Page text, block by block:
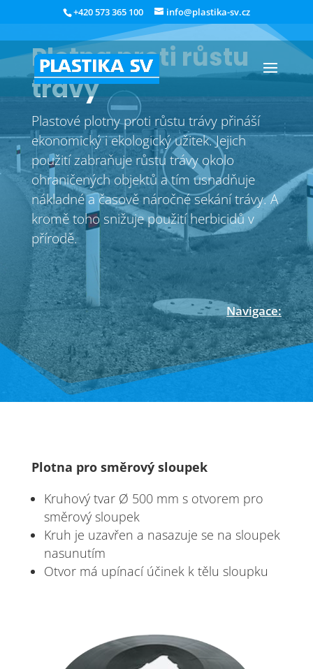
+420 573 365 100 info@plastika-sv.cz
Plotna proti růstu
trávy
Plastové plotny proti růstu trávy přináší
ekonomický i ekologický užitek. Jejich
použití zabraňuje růstu trávy okolo
ohraničených objektů a tím usnadňuje
nákladné a časově náročné sekání trávy. A
kromě toho snižuje použití herbicidů v
přírodě.
Navigace:
Úvodní stránka Výrobky →Silniční směrové sloupky→
Plotna proti růstu trávy
Plotna pro směrový sloupek
Kruhový tvar Ø 500 mm s otvorem pro
směrový sloupek
Kruh je uzavřen a nasazuje se na sloupek
nasunutím
Otvor má upínací účinek k tělu sloupku